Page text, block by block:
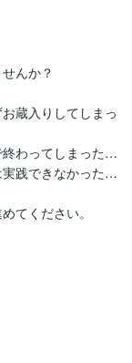
んか？
蔵入りしてしまっ
わってしまった…
践できなかった…
てください。